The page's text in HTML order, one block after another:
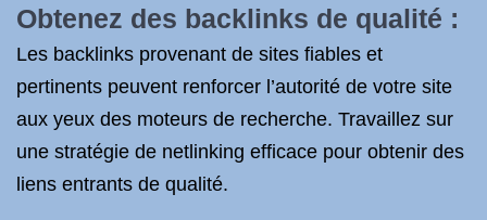
Obtenez des backlinks de qualité :
Les backlinks provenant de sites fiables et
pertinents peuvent renforcer l’autorité de votre site
aux yeux des moteurs de recherche. Travaillez sur
une stratégie de netlinking efficace pour obtenir des
liens entrants de qualité.